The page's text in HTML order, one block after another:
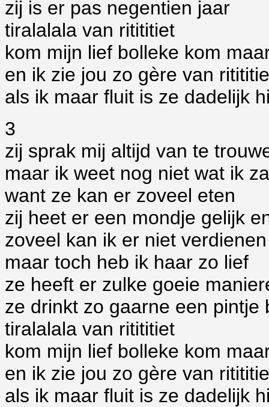
zij is er pas negentien jaar
tiralalala van ritititiet
kom mijn lief bolleke kom
en ik zie jou zo gère van
als ik maar fluit is ze dadelijk
3
zij sprak mij altijd van te
maar ik weet nog niet wat ik
want ze kan er zoveel eten
zij heet er een mondje gelijk
zoveel kan ik er niet verdienen
maar toch heb ik haar zo lief
ze heeft er zulke goeie
ze drinkt zo gaarne een pintje
tiralalala van ritititiet
kom mijn lief bolleke kom
en ik zie jou zo gère van
als ik maar fluit is ze dadelijk